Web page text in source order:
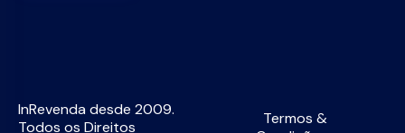
InRevenda desde 2009.
Todos os Direitos
Termos &